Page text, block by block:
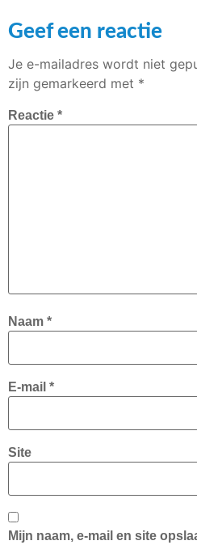
Geef een reactie
Je e-mailadres wordt niet
zijn gemarkeerd met *
Reactie *
Naam *
E-mail *
Site
Mijn naam, e-mail en site